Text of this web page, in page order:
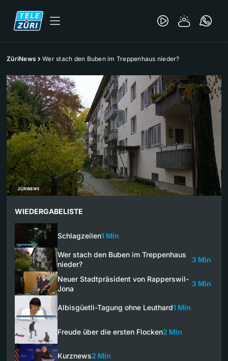
ZüriNews Wer stach den Buben im Treppenhaus nieder?
WIEDERGABELISTE
Schlagzeilen1 Min
Wer stach den Buben im Treppenhaus
nieder?
3 Min
Neuer Stadtpräsident von Rapperswil-
Jona
3 Min
Albisgüetli-Tagung ohne Leuthard1 Min
Freude über die ersten Flocken2 Min
Kurznews2 Min